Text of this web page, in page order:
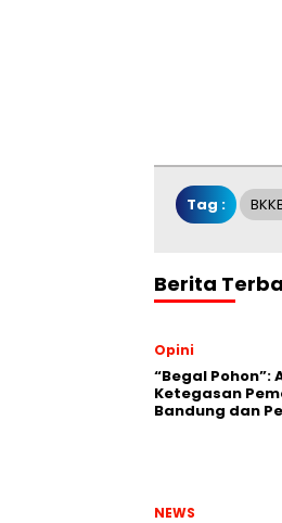
Tag :
Berita
Opini
“Begal Pohon”:
Ketegasan
Bandung dan
NEWS